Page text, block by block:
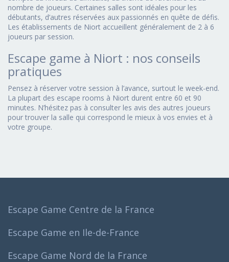
nombre de joueurs. Certaines salles sont idéales pour les
débutants, d’autres réservées aux passionnés en quête de défis.
Les établissements de Niort accueillent généralement de 2 à 6
joueurs par session.
Escape game à Niort : nos conseils
pratiques
Pensez à réserver votre session à l’avance, surtout le week-end.
La plupart des escape rooms à Niort durent entre 60 et 90
minutes. N’hésitez pas à consulter les avis des autres joueurs
pour trouver la salle qui correspond le mieux à vos envies et à
votre groupe.
Escape Game Centre de la France
Escape Game en Ile-de-France
Escape Game Nord de la France